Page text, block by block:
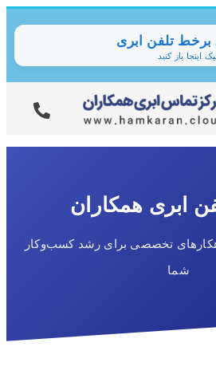
برخط تلفن ابری
اینجا باز کنید
ابری همکاران
تخصصی برای رشد کسب‌وکار
شما